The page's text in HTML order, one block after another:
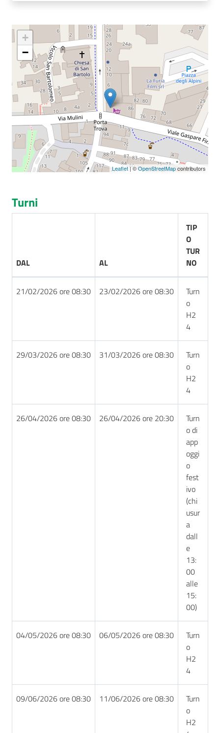
Bandi
Concorsi
Seguici
su
+
−
Leaflet| ©OpenStreetMapcontributors
Turni
DAL AL
TIP
O
TUR
NO
21/02/2026 ore 08:30 23/02/2026 ore 08:30
Turn
o
H2
4
29/03/2026 ore 08:30 31/03/2026 ore 08:30
Turn
o
H2
4
26/04/2026 ore 08:30 26/04/2026 ore 20:30
Turn
o di
app
oggi
o
fest
ivo
(chi
usur
a
dall
e
13:
00
alle
15:
00)
04/05/2026 ore 08:30 06/05/2026 ore 08:30
Turn
o
H2
4
09/06/2026 ore 08:30 11/06/2026 ore 08:30
Turn
o
H2